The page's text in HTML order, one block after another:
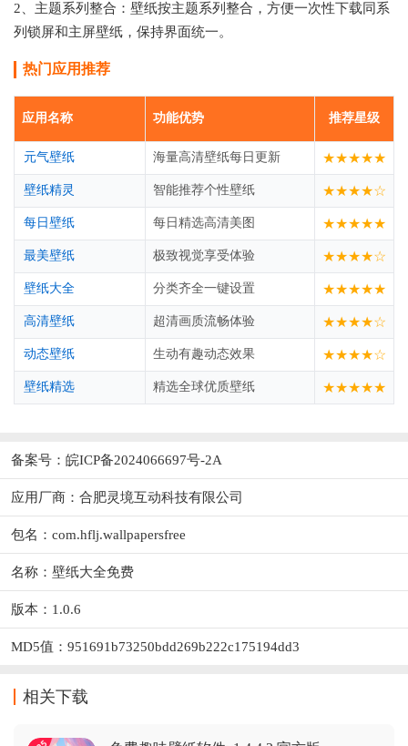
2、主题系列整合：壁纸按主题系列整合，方便一次性下载同系
列锁屏和主屏壁纸，保持界面统一。
热门应用推荐
应用名称 功能优势 推荐星级
元气壁纸 海量高清壁纸每日更新 ★★★★★
壁纸精灵 智能推荐个性壁纸 ★★★★☆
每日壁纸 每日精选高清美图 ★★★★★
最美壁纸 极致视觉享受体验 ★★★★☆
壁纸大全 分类齐全一键设置 ★★★★★
高清壁纸 超清画质流畅体验 ★★★★☆
动态壁纸 生动有趣动态效果 ★★★★☆
壁纸精选 精选全球优质壁纸 ★★★★★
备案号：皖ICP备2024066697号-2A
应用厂商： 合肥灵境互动科技有限公司
包名：com.hflj.wallpapersfree
名称：壁纸大全免费
版本：1.0.6
MD5值：951691b73250bdd269b222c175194dd3
相关下载